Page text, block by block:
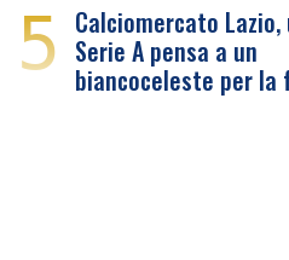
5 Calciomercato
Serie A pensa a un
biancoceleste per la